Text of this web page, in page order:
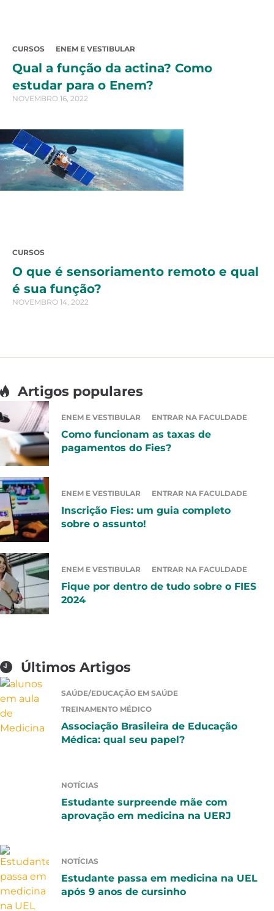
CURSOS ENEM E VESTIBULAR
Qual a função da actina? Como
estudar para o Enem?
NOVEMBRO 16, 2022
CURSOS
O que é sensoriamento remoto e qual
é sua função?
NOVEMBRO 14, 2022
Artigos populares
ENEM E VESTIBULAR ENTRAR NA FACULDADE
Como funcionam as taxas de
pagamentos do Fies?
ENEM E VESTIBULAR ENTRAR NA FACULDADE
Inscrição Fies: um guia completo
sobre o assunto!
ENEM E VESTIBULAR ENTRAR NA FACULDADE
Fique por dentro de tudo sobre o FIES
2024
Últimos Artigos
SAÚDE/EDUCAÇÃO EM SAÚDE
TREINAMENTO MÉDICO
Associação Brasileira de Educação
Médica: qual seu papel?
NOTÍCIAS
Estudante surpreende mãe com
aprovação em medicina na UERJ
NOTÍCIAS
Estudante passa em medicina na UEL
após 9 anos de cursinho